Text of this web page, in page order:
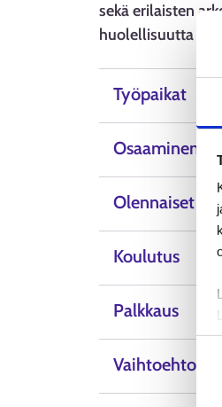
sekä erilaisten
huolellisuutta ja
Työpaikat
Osaaminen,
Olennaiset
Koulutus
Palkkaus